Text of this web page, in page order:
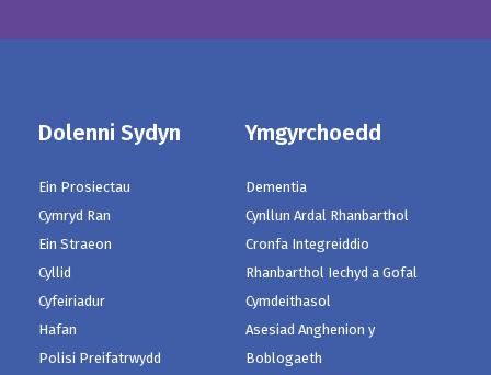
Dolenni Sydyn
Ein Prosiectau
Cymryd Ran
Ein Straeon
Cyllid
Cyfeiriadur
Hafan
Polisi Preifatrwydd
Ymgyrchoedd
Dementia
Cynllun Ardal Rhanbarthol
Cronfa Integreiddio
Rhanbarthol Iechyd a Gofal
Cymdeithasol
Asesiad Anghenion y
Boblogaeth